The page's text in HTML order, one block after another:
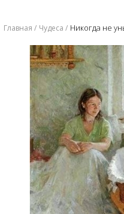
Главная Чудеса Никогда не